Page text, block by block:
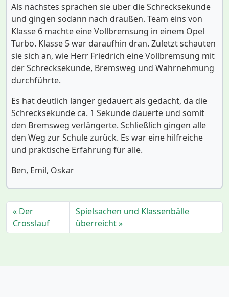
Als nächstes sprachen sie über die Schrecksekunde
und gingen sodann nach draußen. Team eins von
Klasse 6 machte eine Vollbremsung in einem Opel
Turbo. Klasse 5 war daraufhin dran. Zuletzt schauten
sie sich an, wie Herr Friedrich eine Vollbremsung mit
der Schrecksekunde, Bremsweg und Wahrnehmung
durchführte.
Es hat deutlich länger gedauert als gedacht, da die
Schrecksekunde ca. 1 Sekunde dauerte und somit
den Bremsweg verlängerte. Schließlich gingen alle
den Weg zur Schule zurück. Es war eine hilfreiche
und praktische Erfahrung für alle.
Ben, Emil, Oskar
Der
Crosslauf
Spielsachen und Klassenbälle
überreicht